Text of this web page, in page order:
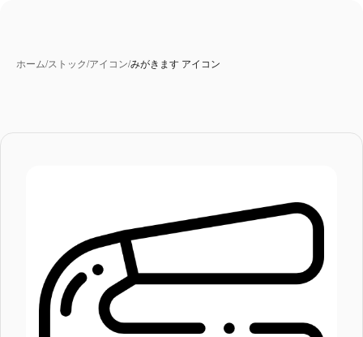
ホーム/ストック/アイコン/みがきます アイコン